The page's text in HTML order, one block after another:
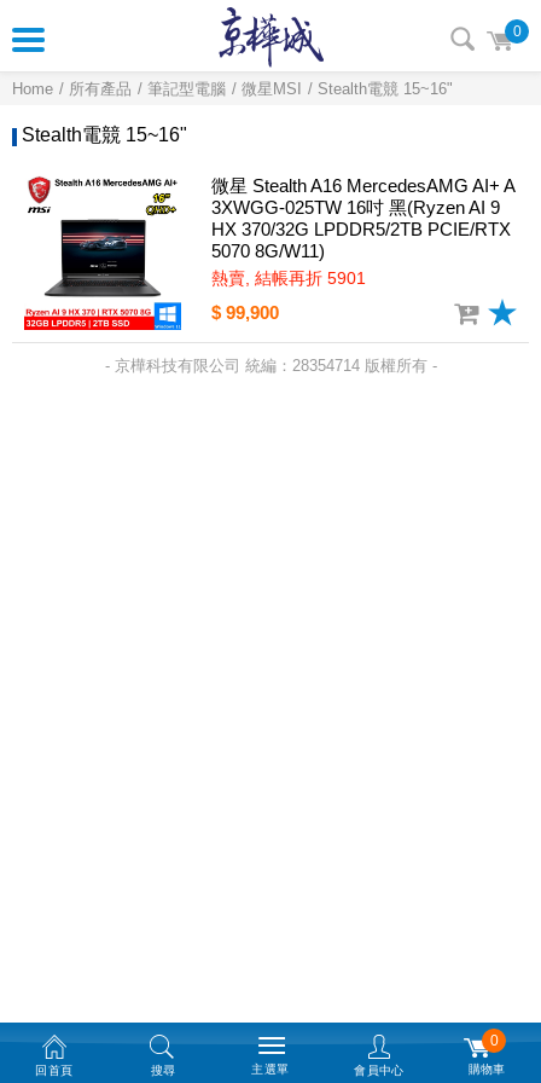
0
Home 所有產品 筆記型電腦 微星MSI Stealth電競 15~16"
Stealth電競 15~16"
微星 Stealth A16 MercedesAMG AI+ A
3XWGG-025TW 16吋 黑(Ryzen AI 9
HX 370/32G LPDDR5/2TB PCIE/RTX
5070 8G/W11)
熱賣, 結帳再折 5901
$ 99,900
- 京樺科技有限公司 統編：28354714 版權所有 -
回首頁 搜尋 主選單 會員中心
0
購物車